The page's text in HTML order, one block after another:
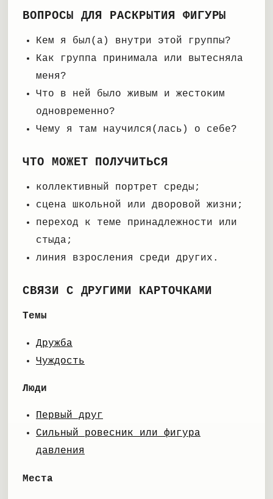
ВОПРОСЫ ДЛЯ РАСКРЫТИЯ ФИГУРЫ
Кем я был(а) внутри этой группы?
Как группа принимала или вытесняла
меня?
Что в ней было живым и жестоким
одновременно?
Чему я там научился(лась) о себе?
ЧТО МОЖЕТ ПОЛУЧИТЬСЯ
коллективный портрет среды;
сцена школьной или дворовой жизни;
переход к теме принадлежности или
стыда;
линия взросления среди других.
СВЯЗИ С ДРУГИМИ КАРТОЧКАМИ
Темы
Дружба
Чуждость
Люди
Первый друг
Сильный ровесник или фигура
давления
Места